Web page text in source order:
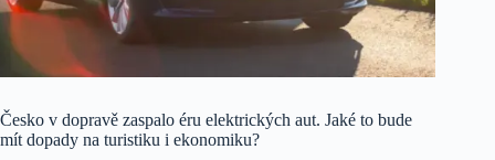
Česko v dopravě zaspalo éru elektrických aut. Jaké to bude
mít dopady na turistiku i ekonomiku?